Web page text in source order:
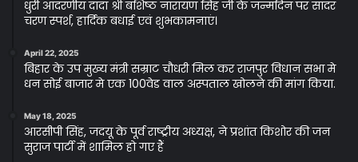
धुरी आदरणीय दादा श्री बशिष्ठ नारायण सिंह जी के जन्मदिन पर सादर
चरण स्पर्श, हार्दिक बधाई एवं शुभकामनाएं।
April 22, 2025
बिहार के उप मुख्य मंत्री सम्राट चौधरी मिल कर राजपुर विधान सभा मे
धन सोई बाजार मे एक 100वेड वाल अस्पताल खोलने की मांग किया.
May 18, 2025
आरसीपी सिंह, जदयू के पूर्व राष्ट्रीय अध्यक्ष, ने प्रशांत किशोर की जन
सुराज पार्टी में शामिल हो गए हैं